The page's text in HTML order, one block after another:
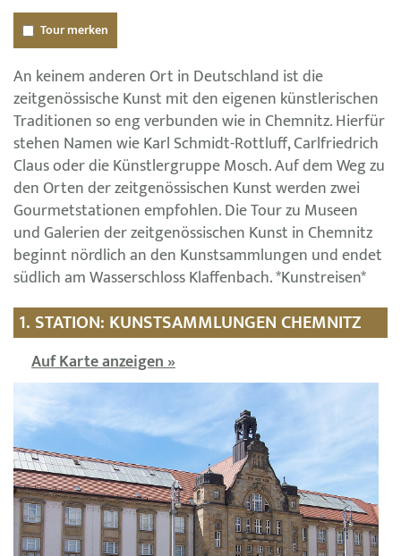
Tour merken
An keinem anderen Ort in Deutschland ist die
zeitgenössische Kunst mit den eigenen künstlerischen
Traditionen so eng verbunden wie in Chemnitz. Hierfür
stehen Namen wie Karl Schmidt-Rottluff, Carlfriedrich
Claus oder die Künstlergruppe Mosch. Auf dem Weg zu
den Orten der zeitgenössischen Kunst werden zwei
Gourmetstationen empfohlen. Die Tour zu Museen
und Galerien der zeitgenössischen Kunst in Chemnitz
beginnt nördlich an den Kunstsammlungen und endet
südlich am Wasserschloss Klaffenbach. *Kunstreisen*
1. STATION: KUNSTSAMMLUNGEN CHEMNITZ
Auf Karte anzeigen »